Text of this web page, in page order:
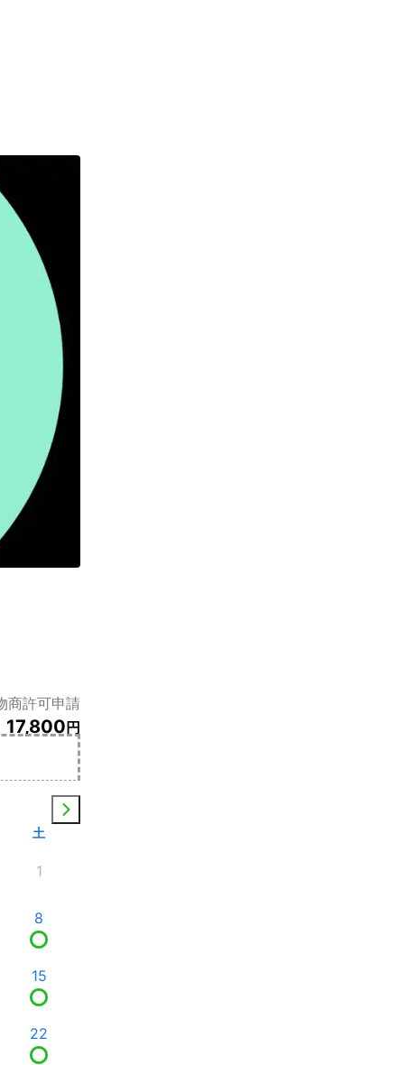
商許可申請
17,800 円
土
1
8
15
22